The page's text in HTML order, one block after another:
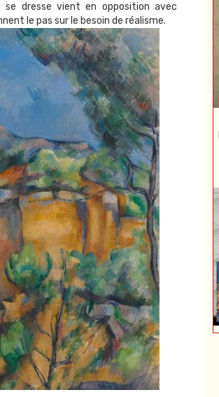
dresse vient en opposition avec
le pas sur le besoin de réalisme.